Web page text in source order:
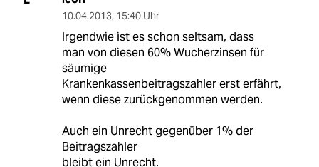
10.04.2013, 15:40 Uhr
Irgendwie ist es schon seltsam, dass
man von diesen 60% Wucherzinsen für
säumige
Krankenkassenbeitragszahler erst erfährt,
wenn diese zurückgenommen werden.
Auch ein Unrecht gegenüber 1% der
Beitragszahler
bleibt ein Unrecht.